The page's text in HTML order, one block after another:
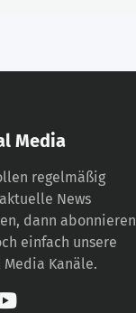
Media
regelmäßig
News
dann abonnieren
einfach unsere
Media Kanäle.